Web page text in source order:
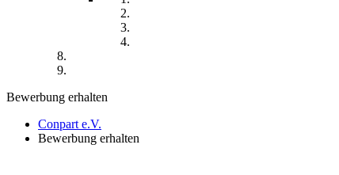
Bewerbung erhalten
Conpart e.V.
Bewerbung erhalten